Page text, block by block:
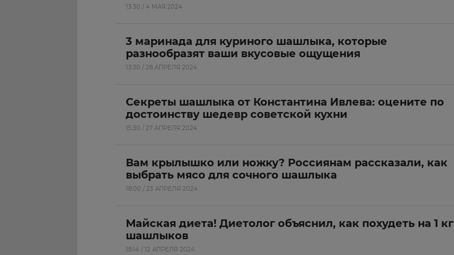
13:30 / 4 МАЯ 2024
3 маринада для куриного шашлыка, которые
разнообразят ваши вкусовые ощущения
13:30 / 28 АПРЕЛЯ 2024
Секреты шашлыка от Константина Ивлева: оцените по
достоинству шедевр советской кухни
15:30 / 27 АПРЕЛЯ 2024
Вам крылышко или ножку? Россиянам рассказали, как
выбрать мясо для сочного шашлыка
18:00 / 23 АПРЕЛЯ 2024
Майская диета! Диетолог объяснил, как похудеть на 1 кг
шашлыков
18:14 / 12 АПРЕЛЯ 2024